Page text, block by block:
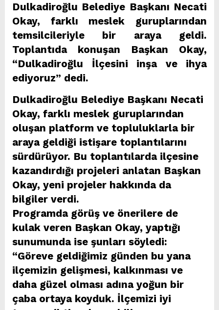
Dulkadiroğlu Belediye Başkanı Necati
Okay, farklı meslek guruplarından
temsilcileriyle bir araya geldi.
Toplantıda konuşan Başkan Okay,
“Dulkadiroğlu İlçesini inşa ve ihya
ediyoruz” dedi.
Dulkadiroğlu Belediye Başkanı Necati
Okay, farklı meslek guruplarından
oluşan platform ve topluluklarla bir
araya geldiği istişare toplantılarını
sürdürüyor. Bu toplantılarda ilçesine
kazandırdığı projeleri anlatan Başkan
Okay, yeni projeler hakkında da
bilgiler verdi.
Programda görüş ve önerilere de
kulak veren Başkan Okay, yaptığı
sunumunda ise şunları söyledi:
“Göreve geldiğimiz günden bu yana
ilçemizin gelişmesi, kalkınması ve
daha güzel olması adına yoğun bir
çaba ortaya koyduk. İlçemizi iyi